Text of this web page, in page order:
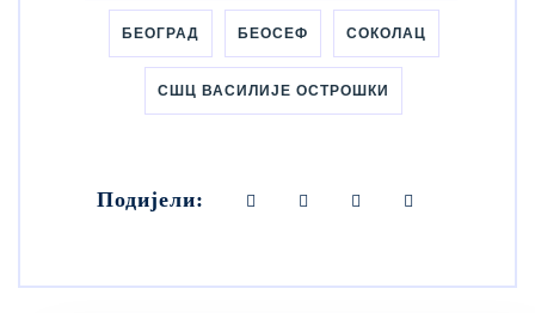
БЕОГРАД БЕОСЕФ СОКОЛАЦ
СШЦ ВАСИЛИЈЕ ОСТРОШКИ
Подијели: